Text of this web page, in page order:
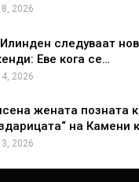
8, 2026
следуваат
Еве кога се…
4, 2026
жената позната
на Камени
3, 2026